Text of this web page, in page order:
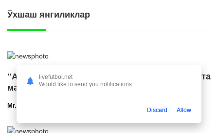
Ўхшаш янгиликлар
"Ал Ҳилол" "Ливерпуль" етакчисига катта
маош таклиф қилди
Mr.NoBoDy
livefutbol.net
Would like to send you notifications
Discard Allow